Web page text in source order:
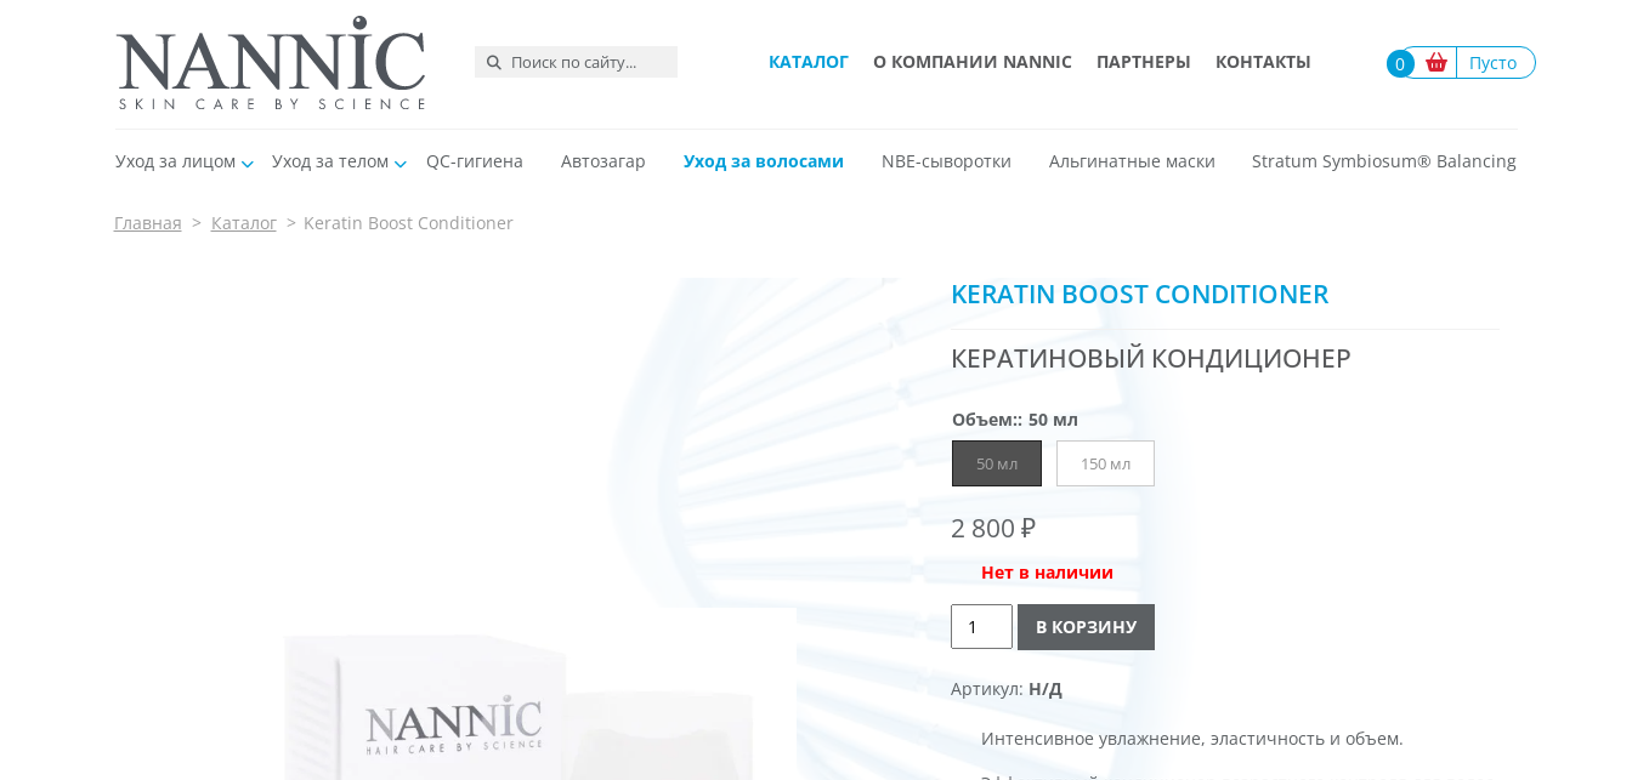
КАТАЛОГ О КОМПАНИИ NANNIC ПАРТНЕРЫ КОНТАКТЫ 0 Пусто
Уход за лицом Уход за телом QC-гигиена Автозагар Уход за волосами NBE-сыворотки Альгинатные маски Stratum Symbiosum®️ Balancing
Главная > Каталог > Keratin Boost Conditioner
KERATIN BOOST CONDITIONER
КЕРАТИНОВЫЙ КОНДИЦИОНЕР
Объем:: 50 мл
50 мл 150 мл
2 800₽
Нет в наличии
Количество
товара
Boost
В КОРЗИНУ
Артикул: Н/Д
Интенсивное увлажнение, эластичность и объем.